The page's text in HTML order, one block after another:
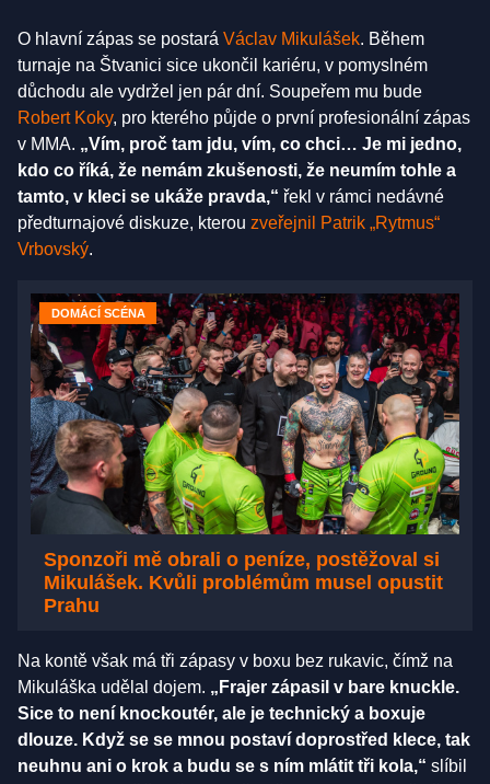
O hlavní zápas se postará Václav Mikulášek. Během
turnaje na Štvanici sice ukončil kariéru, v pomyslném
důchodu ale vydržel jen pár dní. Soupeřem mu bude
Robert Koky, pro kterého půjde o první profesionální zápas
v MMA. „Vím, proč tam jdu, vím, co chci… Je mi jedno,
kdo co říká, že nemám zkušenosti, že neumím tohle a
tamto, v kleci se ukáže pravda,“ řekl v rámci nedávné
předturnajové diskuze, kterou zveřejnil Patrik „Rytmus“
Vrbovský.
DOMÁCÍ SCÉNA
Sponzoři mě obrali o peníze, postěžoval si
Mikulášek. Kvůli problémům musel opustit
Prahu
Na kontě však má tři zápasy v boxu bez rukavic, čímž na
Mikuláška udělal dojem. „Frajer zápasil v bare knuckle.
Sice to není knockoutér, ale je technický a boxuje
dlouze. Když se se mnou postaví doprostřed klece, tak
neuhnu ani o krok a budu se s ním mlátit tři kola,“ slíbil